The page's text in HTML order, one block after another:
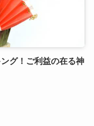
グ！ご利益の在る神